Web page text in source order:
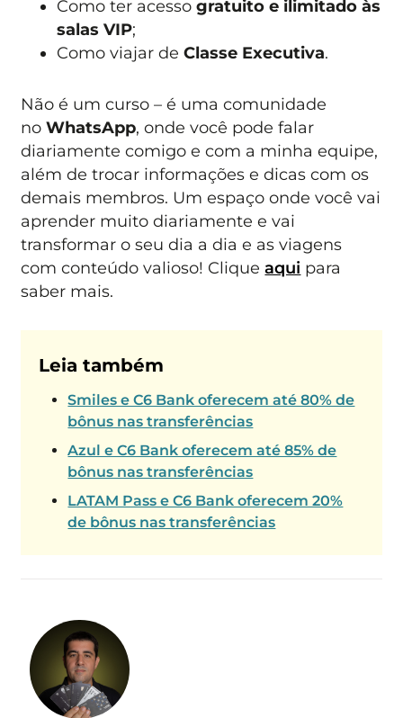
Como ter acessogratuito e ilimitado às
salas VIP;
Como viajar deClasse Executiva.
Não é um curso – é uma comunidade
noWhatsApp, onde você pode falar
diariamente comigo e com a minha equipe,
além de trocar informações e dicas com os
demais membros. Um espaço onde você vai
aprender muito diariamente e vai
transformar o seu dia a dia e as viagens
com conteúdo valioso! Cliqueaqui para
saber mais.
Leia também
Smiles e C6 Bank oferecem até 80% de
bônus nas transferências
Azul e C6 Bank oferecem até 85% de
bônus nas transferências
LATAM Pass e C6 Bank oferecem 20%
de bônus nas transferências